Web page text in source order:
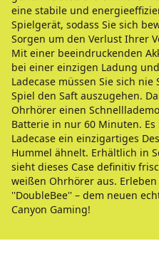
eine stabile und
Spielgerät, sodass Sie sich
Sorgen um den Verlust Ihrer
Mit einer beeindruckenden
bei einer einzigen Ladung
Ladecase müssen Sie sich
Spiel den Saft auszugehen.
Ohrhörer einen
Batterie in nur 60 Minuten.
Ladecase ein einzigartiges
Hummel ähnelt. Erhältlich in
sieht dieses Case definitiv
weißen Ohrhörer aus.
''DoubleBee'' – dem neuen
Canyon Gaming!